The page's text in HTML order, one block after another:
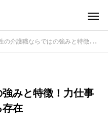
介護職ならではの強みと特徴！力仕事だけではない頼りになる存在
みと特徴！力仕事
存在